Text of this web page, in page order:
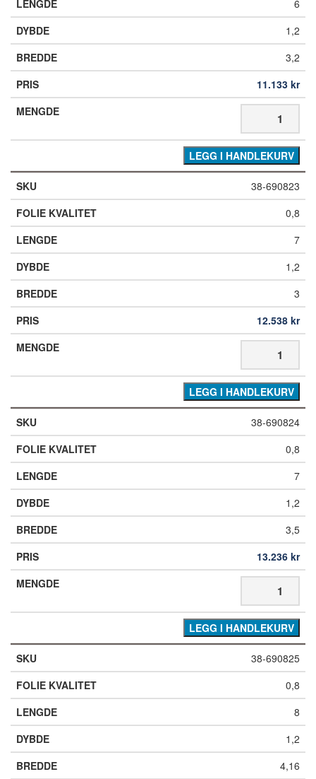
6
1,2
3,2
11.133 kr
LEGG I HANDLEKURV
38-690823
0,8
7
1,2
3
12.538 kr
LEGG I HANDLEKURV
38-690824
0,8
7
1,2
3,5
13.236 kr
LEGG I HANDLEKURV
38-690825
0,8
8
1,2
4,16